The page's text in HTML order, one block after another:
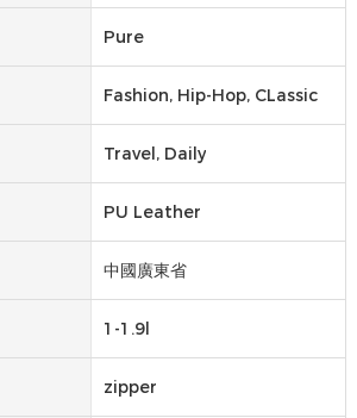
Pure
Fashion, Hip-Hop, CLassic
Travel, Daily
PU Leather
中國廣東省
1-1.9l
zipper